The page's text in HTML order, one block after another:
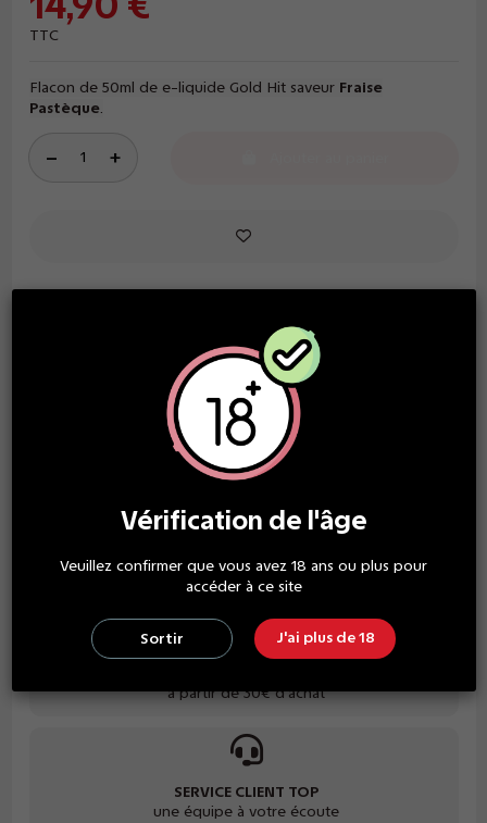
TTC
Flacon de 50ml de e-liquide Gold Hit saveur Fraise
Pastèque.
À partir de
10,90 €/unité
Économisez 20,00 €
pastèque fraise
à partir de 30€ d'achat
SERVICE CLIENT TOP
une équipe à votre écoute
Vérification de l'âge
Veuillez confirmer que vous avez 18 ans ou plus pour
accéder à ce site
Sortir J'ai plus de 18